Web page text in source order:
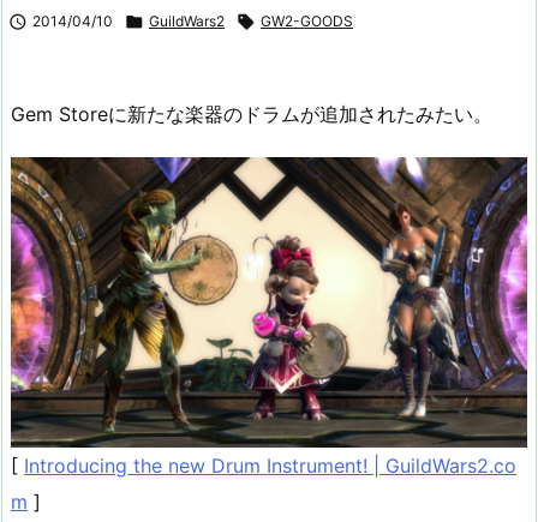
 2014/04/10  GuildWars2  GW2-GOODS
Gem Storeに新たな楽器のドラムが追加されたみたい。
[ Introducing the new Drum Instrument! | GuildWars2.co
m ]